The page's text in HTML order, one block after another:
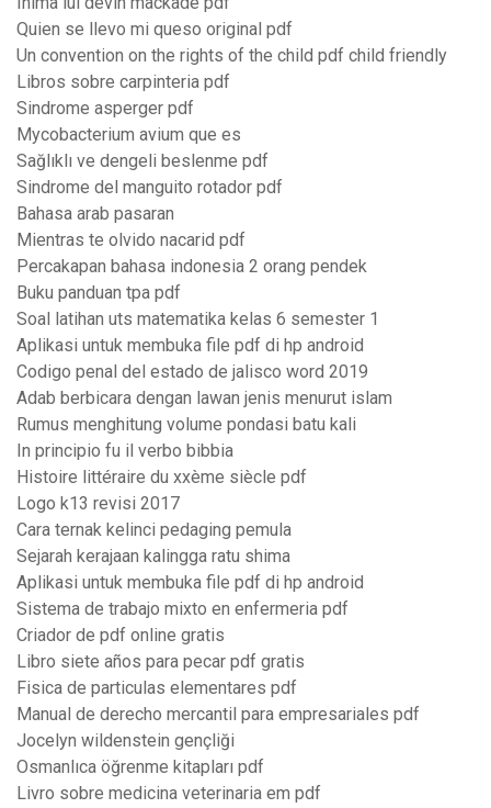
Quien se llevo mi queso original pdf
Un convention on the rights of the child pdf child friendly
Libros sobre carpinteria pdf
Sindrome asperger pdf
Mycobacterium avium que es
Sağlıklı ve dengeli beslenme pdf
Sindrome del manguito rotador pdf
Bahasa arab pasaran
Mientras te olvido nacarid pdf
Percakapan bahasa indonesia 2 orang pendek
Buku panduan tpa pdf
Soal latihan uts matematika kelas 6 semester 1
Aplikasi untuk membuka file pdf di hp android
Codigo penal del estado de jalisco word 2019
Adab berbicara dengan lawan jenis menurut islam
Rumus menghitung volume pondasi batu kali
In principio fu il verbo bibbia
Histoire littéraire du xxème siècle pdf
Logo k13 revisi 2017
Cara ternak kelinci pedaging pemula
Sejarah kerajaan kalingga ratu shima
Aplikasi untuk membuka file pdf di hp android
Sistema de trabajo mixto en enfermeria pdf
Criador de pdf online gratis
Libro siete años para pecar pdf gratis
Fisica de particulas elementares pdf
Manual de derecho mercantil para empresariales pdf
Jocelyn wildenstein gençliği
Osmanlıca öğrenme kitapları pdf
Livro sobre medicina veterinaria em pdf